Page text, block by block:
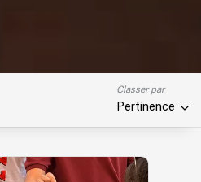
Classer par
Pertinence